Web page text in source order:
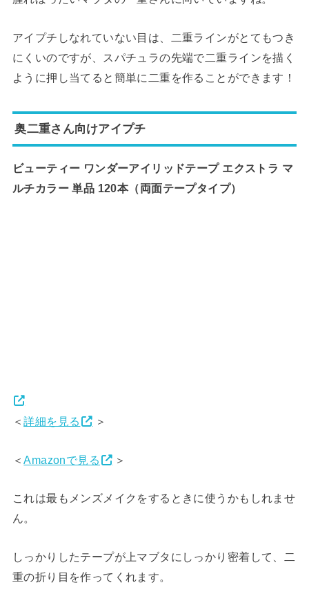
アイプチしなれていない目は、二重ラインがとてもつき
にくいのですが、スパチュラの先端で二重ラインを描く
ように押し当てると簡単に二重を作ることができます！
奥二重さん向けアイプチ
ビューティー ワンダーアイリッドテープ エクストラ マ
ルチカラー 単品 120本（両面テープタイプ）
＜詳細を見る ＞
＜Amazonで見る ＞
これは最もメンズメイクをするときに使うかもしれませ
ん。
しっかりしたテープが上マブタにしっかり密着して、二
重の折り目を作ってくれます。